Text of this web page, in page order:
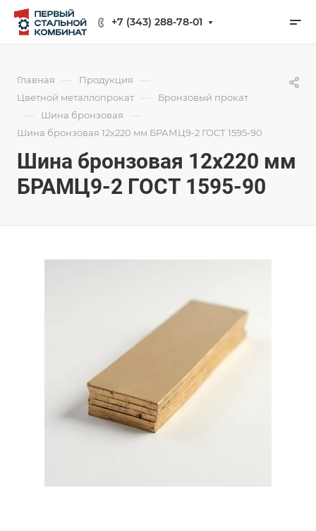
+7 (343) 288-78-01
Главная — Продукция —
Цветной металлопрокат — Бронзовый прокат
— Шина бронзовая —
Шина бронзовая 12х220 мм БРАМЦ9-2 ГОСТ 1595-90
Шина бронзовая 12х220 мм
БРАМЦ9-2 ГОСТ 1595-90